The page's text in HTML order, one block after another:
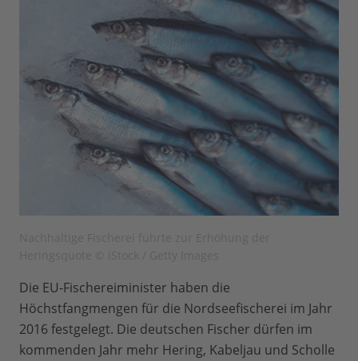
Die EU-Fischereiminister haben die
Höchstfangmengen für die Nordseefischerei im Jahr
2016 festgelegt. Die deutschen Fischer dürfen im
kommenden Jahr mehr Hering, Kabeljau und Scholle